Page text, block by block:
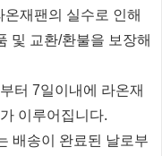
재팬의 실수로 인해
및 교환/환불을 보장해
터 7일이내에 라온재
이루어집니다.
배송이 완료된 날로부